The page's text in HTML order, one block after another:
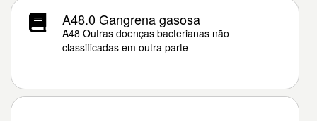
A48.0 Gangrena gasosa
A48 Outras doenças bacterianas não
classificadas em outra parte